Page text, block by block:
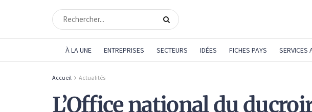
À LA UNE ENTREPRISES SECTEURS IDÉES FICHES PAYS SERVICES
Accueil Actualités
L’Office national du